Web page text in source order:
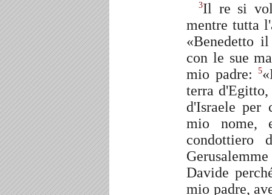
3Il re si
mentre tutta
«Benedetto
con le sue
mio padre:5
terra
d'Israele per
mio nome,
Davide
mio padre,